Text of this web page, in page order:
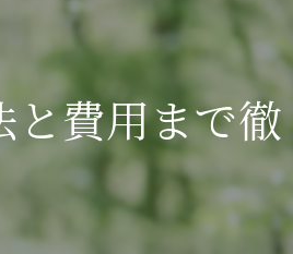
と費用まで徹